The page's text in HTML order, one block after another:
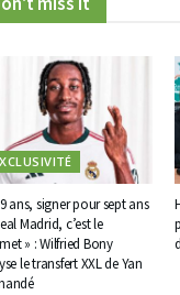
ans, signer pour sept ans
Madrid, c’est le
» : Wilfried Bony
le transfert XXL de Yan